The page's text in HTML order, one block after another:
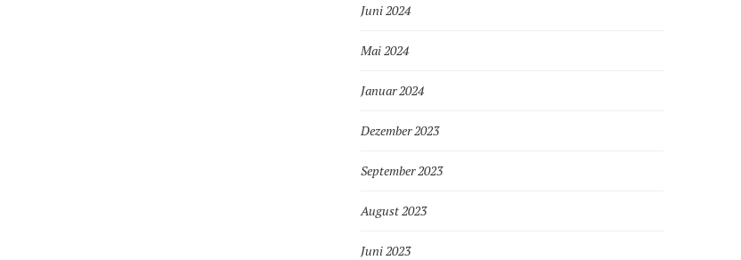
Juni 2024
Mai 2024
Januar 2024
Dezember 2023
September 2023
August 2023
Juni 2023